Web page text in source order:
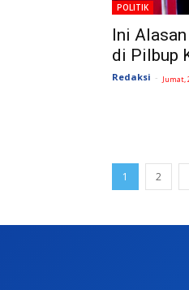
POLITIK
Ini
di Pilbup
Redaksi - Jumat,
1 2